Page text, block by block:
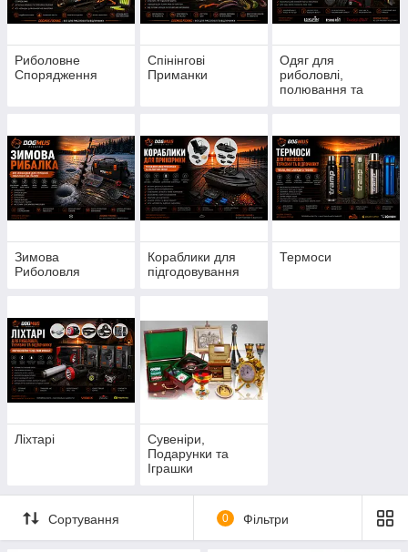
Риболовне
Спорядження
Спінінгові
Приманки
Одяг для
риболовлі,
полювання та
Зимова
Риболовля
Кораблики для
підгодовування
Термоси
Ліхтарі
Сувеніри,
Подарунки та
Іграшки
Сортування 0 Фільтри